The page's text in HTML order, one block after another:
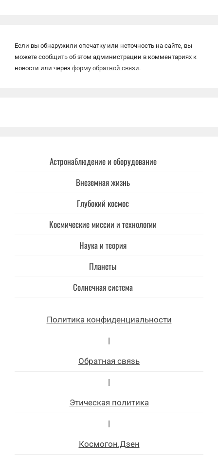
Если вы обнаружили опечатку или неточность на сайте, вы
можете сообщить об этом администрации в комментариях к
новости или через форму обратной связи.
Астронаблюдение и оборудование
Внеземная жизнь
Глубокий космос
Космические миссии и технологии
Наука и теория
Планеты
Солнечная система
Политика конфиденциальности
|
Обратная связь
|
Этическая политика
|
Космогон.Дзен